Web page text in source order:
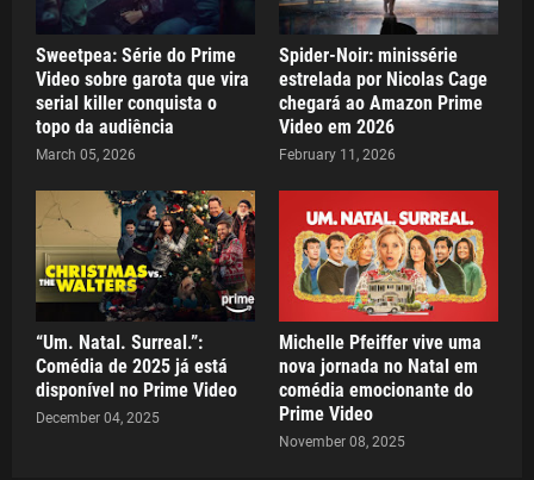
Sweetpea: Série do Prime
Video sobre garota que vira
serial killer conquista o
topo da audiência
March 05, 2026
Spider-Noir: minissérie
estrelada por Nicolas Cage
chegará ao Amazon Prime
Video em 2026
February 11, 2026
“Um. Natal. Surreal.”:
Comédia de 2025 já está
disponível no Prime Video
December 04, 2025
Michelle Pfeiffer vive uma
nova jornada no Natal em
comédia emocionante do
Prime Video
November 08, 2025